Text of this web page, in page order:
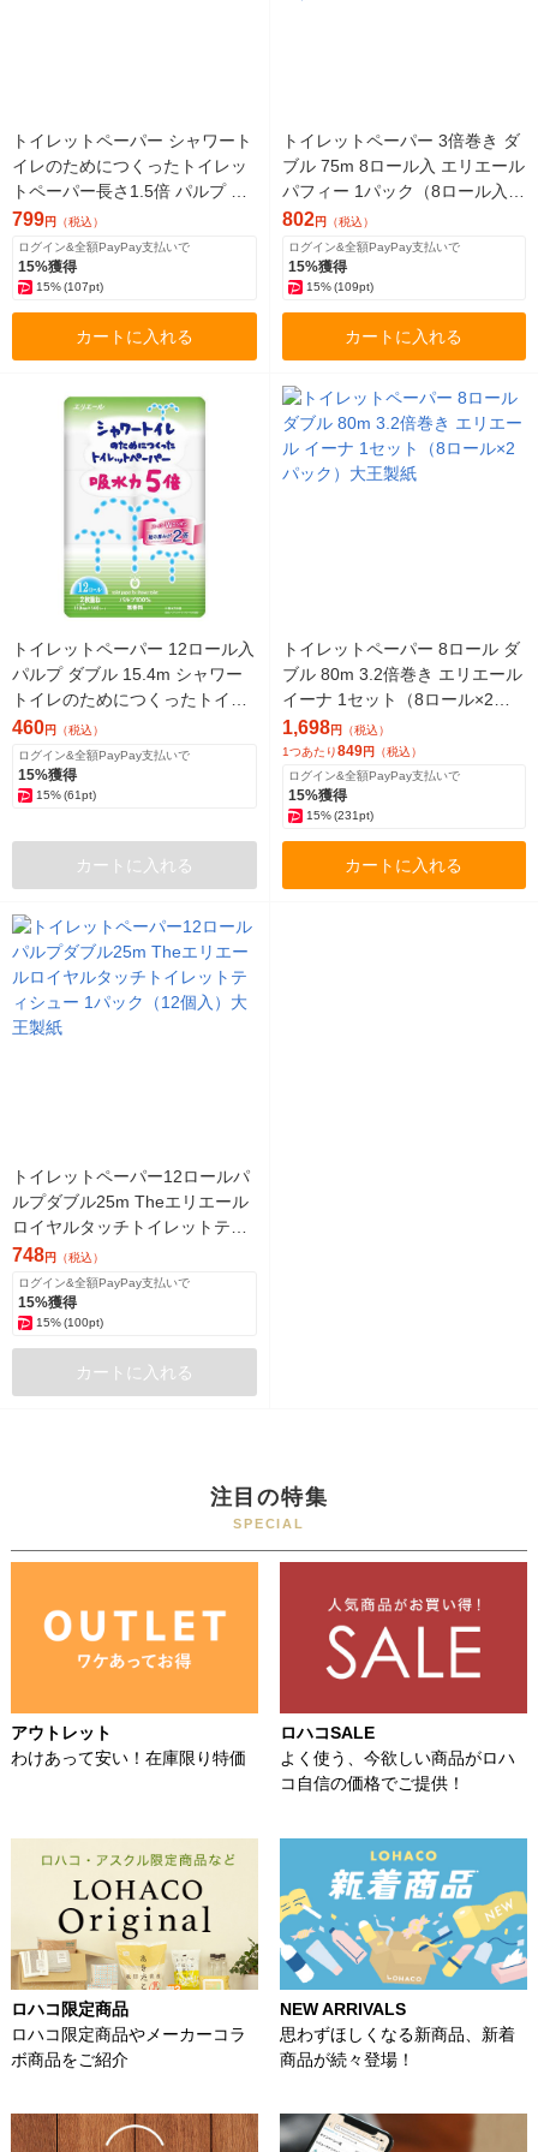
トイレットペーパー シャワート
イレのためにつくったトイレッ
トペーパー長さ1.5倍 パルプ ダ
ブル37.5ｍ 1パック（8個入）大
王製紙 オリジナル
799円
（税込）
ログイン&全額PayPay支払いで
15%獲得
15%(107pt)
カートに入れる
トイレットペーパー 3倍巻き ダ
ブル 75m 8ロール入 エリエール
パフィー 1パック（8ロール入）
大王製紙株式会社（イチオシ）
802円
（税込）
ログイン&全額PayPay支払いで
15%獲得
15% (109pt)
カートに入れる
トイレットペーパー 12ロール入
パルプ ダブル 15.4m シャワー
トイレのためにつくったトイレ
ットペーパー吸水力5倍 1パック
大王製紙
460円 （税込）
ログイン&全額PayPay支払いで
15%獲得
15%(61pt)
カートに入れる
トイレットペーパー 8ロール ダ
ブル 80m 3.2倍巻き エリエール
イーナ 1セット（8ロール×2パ
ック）大王製紙
1,698円 （税込）
1つあたり849円 （税込）
ログイン&全額PayPay支払いで
15%獲得
15% (231pt)
カートに入れる
トイレットペーパー12ロールパ
ルプダブル25m Theエリエール
ロイヤルタッチトイレットティ
シュー 1パック（12個入）大王
製紙
748円
（税込）
ログイン&全額PayPay支払いで
15%獲得
15%(100pt)
カートに入れる
注目の特集
SPECIAL
アウトレット
わけあって安い！在庫限り特価
ロハコSALE
よく使う、今欲しい商品がロハ
コ自信の価格でご提供！
ロハコ限定商品
ロハコ限定商品やメーカーコラ
ボ商品をご紹介
NEW ARRIVALS
思わずほしくなる新商品、新着
商品が続々登場！